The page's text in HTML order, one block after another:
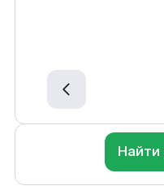
Найти